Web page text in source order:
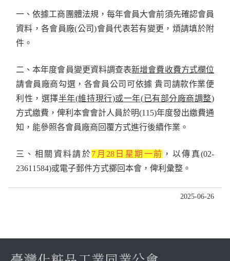
一、依據工商團體法規，每年會員大會前須先確認會員
資料，各會員廠(公司)會員代表若有變更，煩請填於附
件。
二、本年度會員變更資料調查表新增會費收費方式欄位
請會員廠商勾選，各會員公司可依據 貴司請款作業便
利性，選擇半年(維持現行)或一年(已有部分廠商調整)
方式繳費，俾利本會會計人員於明(115)年度發出繳費通
知，能參照各會員廠商回覆方式進行後續作業。
三、相關資料請於7月28日星期一前 ，以傳真(02-
23611584)或電子郵件方式擲回本會，俾利彙整。
2025-06-26